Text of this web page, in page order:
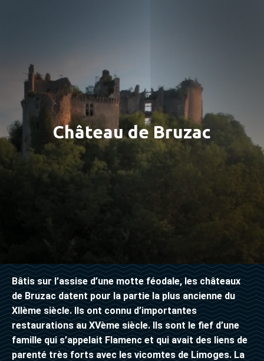
Château de Bruzac
Bâtis sur l’assise d’une motte féodale, les châteaux
de Bruzac datent pour la partie la plus ancienne du
XIIème siècle. Ils ont connu d’importantes
restaurations au XVème siècle. Ils sont le fief d’une
famille qui s’appelait Flamenc et qui avait des liens de
parenté très forts avec les vicomtes de Limoges. La